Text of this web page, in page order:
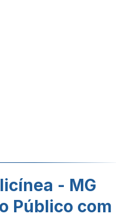
- MG
Público com